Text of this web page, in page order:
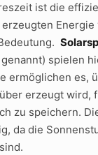
ist ‌die
Energie
spielen
ermöglichen es,​
erzeugt wird,
zu speichern.
da die